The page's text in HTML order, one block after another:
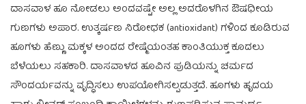
ದಾಸವಾಳ ಹೂ ನೋಡಲು ಅಂದವಷ್ಟೇ ಅಲ್ಲ ಅದರೊಳಗಿನ ಔಷಧೀಯ
ಗುಣಗಳು ಅಪಾರ. ಉತ್ಕರ್ಷಣ ನಿರೋಧಕ (antioxidant) ಗಳಿಂದ ಕೂಡಿರುವ
ಹೂಗಳು ಹೆಣ್ಣು ಮಕ್ಕಳ ಅಂದದ ರೇಷ್ಮೆಯಂತಹ ಕಾಂತಿಯುಕ್ತ ಕೂದಲು
ಬೆಳೆಯಲು ಸಹಕಾರಿ. ದಾಸವಾಳದ ಹೂವಿನ ಪುಡಿಯನ್ನು ಚರ್ಮದ
ಸೌಂದರ್ಯವನ್ನು ವೃದ್ಧಿಸಲು ಉಪಯೋಗಿಸಲ್ಪಡುತ್ತದೆ. ಹೂಗಳು ಹೃದಯ